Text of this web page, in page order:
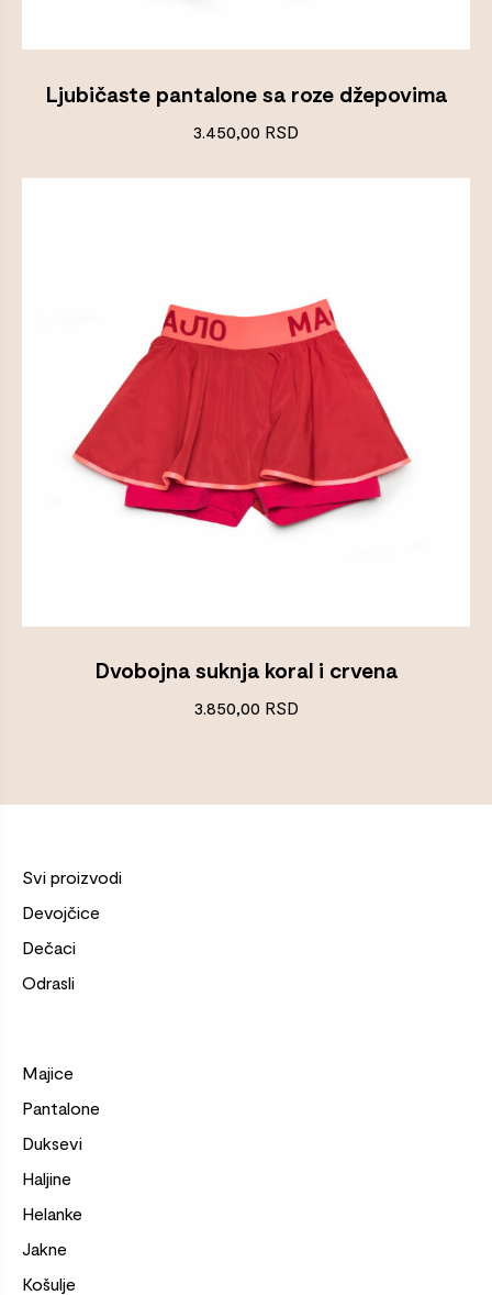
Ljubičaste pantalone sa roze džepovima
3.450,00 RSD
Dvobojna suknja koral i crvena
3.850,00 RSD
Svi proizvodi
Devojčice
Dečaci
Odrasli
Majice
Pantalone
Duksevi
Haljine
Helanke
Jakne
Košulje